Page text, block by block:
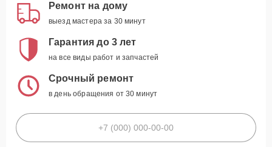
Ремонт на дому
выезд мастера за 30 минут
Гарантия до 3 лет
на все виды работ и запчастей
Срочный ремонт
в день обращения от 30 минут